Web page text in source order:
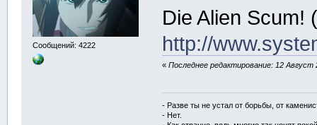
Сообщений: 4222
Die Alien Scum!
http://
«Последнее редактирование: 12 Август
- Разве ты не устал от борьбы, от
- Нет.